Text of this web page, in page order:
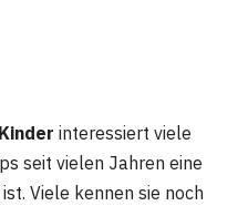
interessiert viele
seit vielen Jahren eine
Viele kennen sie noch